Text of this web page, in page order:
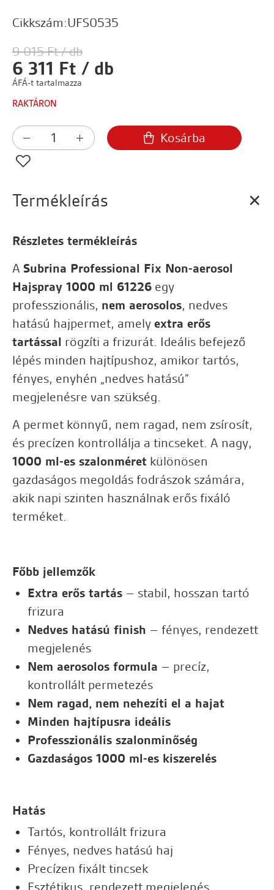
Cikkszám:UFS0535
9 015 Ft / db
6 311 Ft / db
ÁFÁ-t tartalmazza
RAKTÁRON
Kosárba
Termékleírás
Részletes termékleírás
A Subrina Professional Fix Non-aerosol
Hajspray 1000 ml 61226 egy
professzionális, nem aerosolos, nedves
hatású hajpermet, amelyextra erős
tartással rögzíti a frizurát. Ideális befejező
lépés minden hajtípushoz, amikor tartós,
fényes, enyhén „nedves hatású”
megjelenésre van szükség.
A permet könnyű, nem ragad, nem zsírosít,
és precízen kontrollálja a tincseket. A nagy,
1000 ml-es szalonméret különösen
gazdaságos megoldás fodrászok számára,
akik napi szinten használnak erős fixáló
terméket.
Főbb jellemzők
Extra erős tartás – stabil, hosszan tartó
frizura
Nedves hatású finish – fényes, rendezett
megjelenés
Nem aerosolos formula – precíz,
kontrollált permetezés
Nem ragad, nem nehezíti el a hajat
Minden hajtípusra ideális
Professzionális szalonminőség
Gazdaságos 1000 ml-es kiszerelés
Hatás
Tartós, kontrollált frizura
Fényes, nedves hatású haj
Precízen fixált tincsek